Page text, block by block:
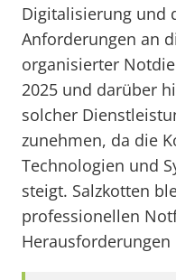
Digitalisierung und
Anforderungen an
organisierter
2025 und darüber
solcher
zunehmen, da die
Technologien und
steigt. Salzkotten
professionellen